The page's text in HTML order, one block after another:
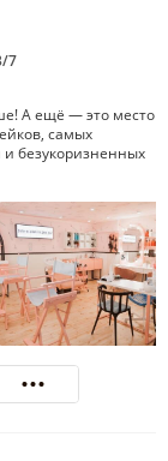
7
А ещё — это место
самых
и безукоризненных